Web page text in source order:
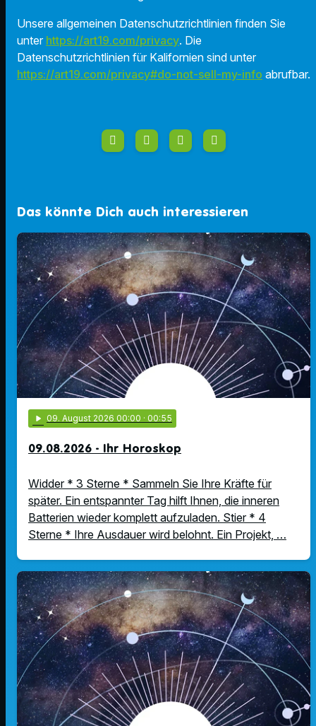
Unsere allgemeinen Datenschutzrichtlinien finden Sie
unter https://art19.com/privacy. Die
Datenschutzrichtlinien für Kalifornien sind unter
https://art19.com/privacy#do-not-sell-my-info abrufbar.
Das könnte Dich auch interessieren
play_arrow 09. August 2026 00:00 · 00:55
09.08.2026 - Ihr Horoskop
Widder * 3 Sterne * Sammeln Sie Ihre Kräfte für
später. Ein entspannter Tag hilft Ihnen, die inneren
Batterien wieder komplett aufzuladen. Stier * 4
Sterne * Ihre Ausdauer wird belohnt. Ein Projekt, …